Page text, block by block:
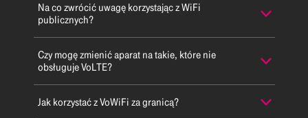
Na co zwrócić uwagę korzystając z WiFi
publicznych?
Czy mogę zmienić aparat na takie, które nie
obsługuje VoLTE?
Jak korzystać z VoWiFi za granicą?